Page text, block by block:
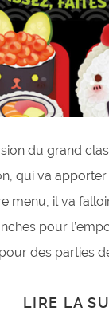
du grand
qui va
menu, il va
pour
des parties
LIRE LA